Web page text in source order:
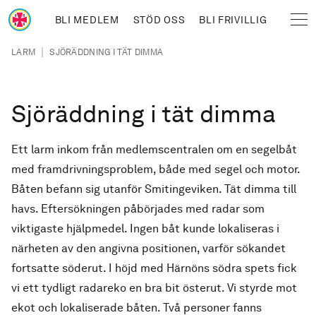
Hoppa till huvudinnehåll
BLI MEDLEM STÖD OSS BLI FRIVILLIG
Länkstig
LARM | SJÖRÄDDNING I TÄT DIMMA
Sjöräddning i tät dimma
Ett larm inkom från medlemscentralen om en segelbåt
med framdrivningsproblem, både med segel och motor.
Båten befann sig utanför Smitingeviken. Tät dimma till
havs. Eftersökningen påbörjades med radar som
viktigaste hjälpmedel. Ingen båt kunde lokaliseras i
närheten av den angivna positionen, varför sökandet
fortsatte söderut. I höjd med Härnöns södra spets fick
vi ett tydligt radareko en bra bit österut. Vi styrde mot
ekot och lokaliserade båten. Två personer fanns